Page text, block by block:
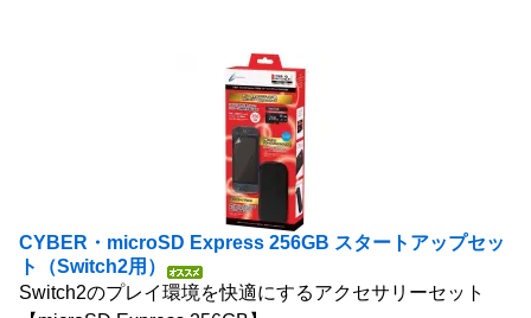
CYBER・microSD Express 256GB スタートアップセッ
ト（Switch2用）
Switch2のプレイ環境を快適にするアクセサリーセット